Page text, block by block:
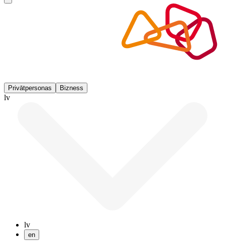
Privātpersonas Bizness
lv
lv
en